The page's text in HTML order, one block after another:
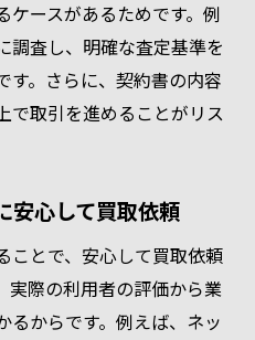
ケースがあるためです。例
調査し、明確な査定基準を
す。さらに、契約書の内容
で取引を進めることがリス
安心して買取依頼
ことで、安心して買取依頼
実際の利用者の評価から業
るからです。例えば、ネッ